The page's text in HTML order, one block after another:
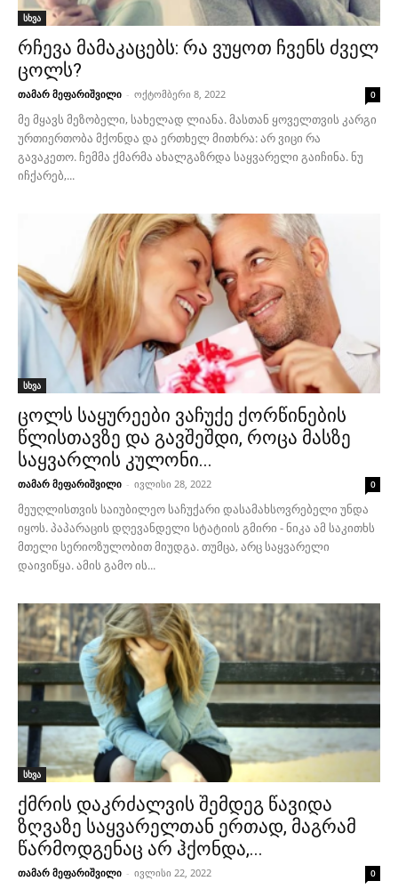
სხვა
რჩევა მამაკაცებს: რა ვუყოთ ჩვენს ძველ
ცოლს?
თამარ მეფარიშვილი - ოქტომბერი 8, 2022 0
მე მყავს მეზობელი, სახელად ლიანა. მასთან ყოველთვის კარგი
ურთიერთობა მქონდა და ერთხელ მითხრა: არ ვიცი რა
გავაკეთო. ჩემმა ქმარმა ახალგაზრდა საყვარელი გაიჩინა. ნუ
იჩქარებ,...
სხვა
ცოლს საყურეები ვაჩუქე ქორწინების
წლისთავზე და გავშეშდი, როცა მასზე
საყვარლის კულონი...
თამარ მეფარიშვილი - ივლისი 28, 2022 0
მეუღლისთვის საიუბილეო საჩუქარი დასამახსოვრებელი უნდა
იყოს. პაპარაცის დღევანდელი სტატიის გმირი - ნიკა ამ საკითხს
მთელი სერიოზულობით მიუდგა. თუმცა, არც საყვარელი
დაივიწყა. ამის გამო ის...
სხვა
ქმრის დაკრძალვის შემდეგ წავიდა
ზღვაზე საყვარელთან ერთად, მაგრამ
წარმოდგენაც არ ჰქონდა,...
თამარ მეფარიშვილი - ივლისი 22, 2022 0